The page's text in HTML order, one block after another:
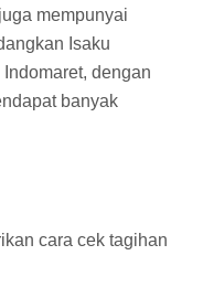
mempunyai
Isaku
dengan
banyak
cara cek tagihan